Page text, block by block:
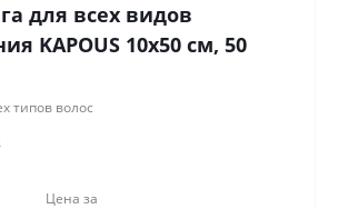
для всех видов
KAPOUS 10х50 см, 50
типов волос
Цена за